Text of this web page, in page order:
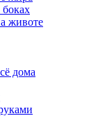
животе
дома